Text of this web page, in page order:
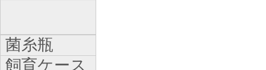
菌糸瓶
飼育ケース